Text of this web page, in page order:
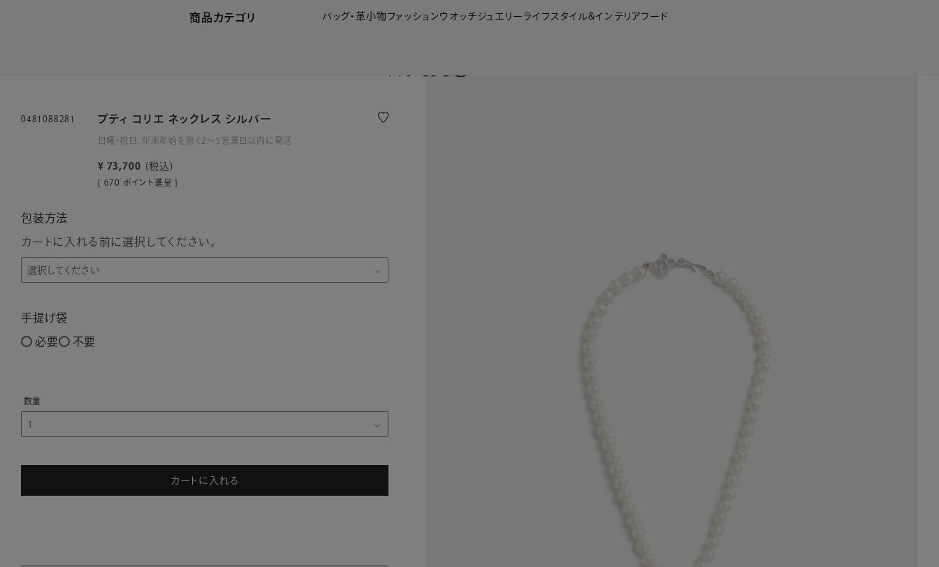
商品カテゴリ バッグ・革小物 ファッションウオッチジュエリー ライフスタイル&インテリアフード
0481088281 プティ コリエ ネックレス シルバー
日曜・祝日、年末年始を除く2～5営業日以内に発送
¥ 73,700 税込
[ 670 ポイント進呈 ]
包装方法
カートに入れる前に選択してください。
手提げ袋
必要 不要
カートに入れる